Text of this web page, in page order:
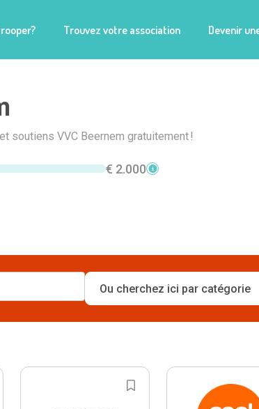
Trouvez votre association Devenir
soutiens VVC Beernem gratuitement !
€ 2.000